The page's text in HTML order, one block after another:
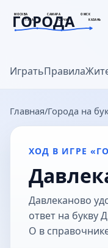
МОСКВА САМАРА
ОМСК
ТУЛА
СОЧИ КАЗАНЬ
ГОРОДА
goroda-na.ru
ИгратьПравила
Главная Города на
ХОД В ИГРЕ
Давлеканово
ответ на букву
О в